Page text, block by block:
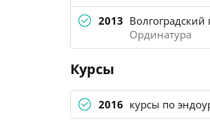
2013
Ординатура
Курсы
2016 курсы по